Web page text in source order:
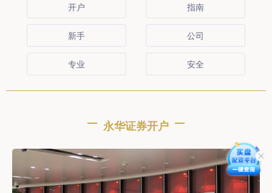
开户 指南
新手 公司
专业 安全
永华证券开户